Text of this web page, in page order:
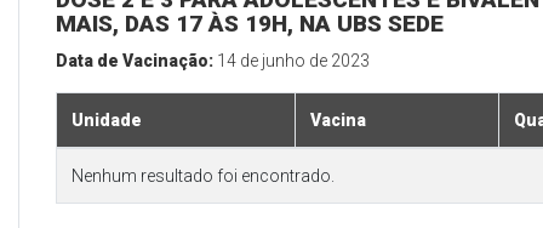
MAIS, DAS 17 ÀS 19H, NA UBS SEDE
Data de Vacinação: 14 de junho de 2023
Unidade Vacina
Nenhum resultado foi encontrado.